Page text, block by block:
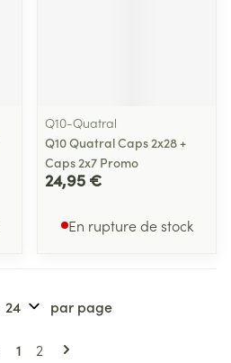
Q10-Quatral
Q10 Quatral Caps 2x28 +
Caps 2x7 Promo
24,95 €
En rupture de stock
Pages
Vous lisez actuellement la page
1 Page
2
par page